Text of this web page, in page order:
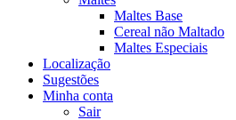
Maltes Base
Cereal não Maltado
Maltes Especiais
Localização
Sugestões
Minha conta
Sair